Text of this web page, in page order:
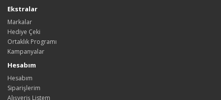
Ekstralar
Markalar
Hediye Çeki
Ortaklık Programı
Kampanyalar
Hesabım
Hesabım
Siparişlerim
Alışveriş Listem